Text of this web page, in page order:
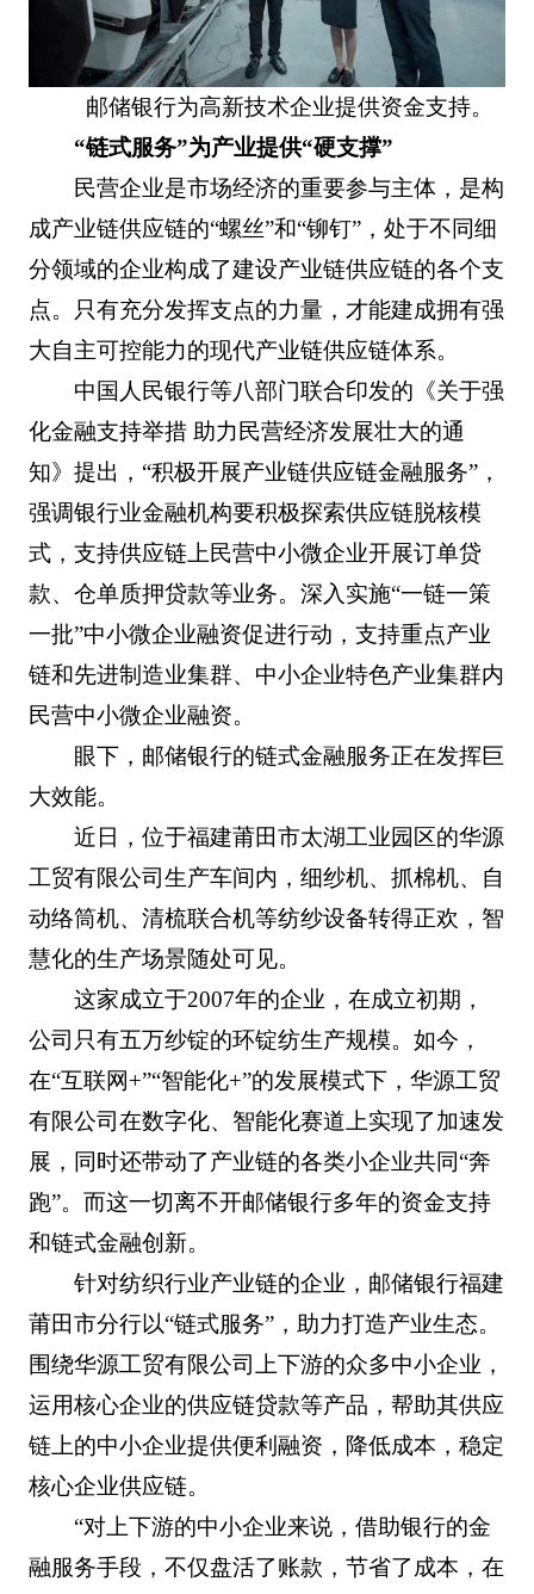
邮储银行为高新技术企业提供资金支持。
“链式服务”为产业提供“硬支撑”
民营企业是市场经济的重要参与主体，是构
成产业链供应链的“螺丝”和“铆钉”，处于不同细
分领域的企业构成了建设产业链供应链的各个支
点。只有充分发挥支点的力量，才能建成拥有强
大自主可控能力的现代产业链供应链体系。
中国人民银行等八部门联合印发的《关于强
化金融支持举措 助力民营经济发展壮大的通
知》提出，“积极开展产业链供应链金融服务”，
强调银行业金融机构要积极探索供应链脱核模
式，支持供应链上民营中小微企业开展订单贷
款、仓单质押贷款等业务。深入实施“一链一策
一批”中小微企业融资促进行动，支持重点产业
链和先进制造业集群、中小企业特色产业集群内
民营中小微企业融资。
眼下，邮储银行的链式金融服务正在发挥巨
大效能。
近日，位于福建莆田市太湖工业园区的华源
工贸有限公司生产车间内，细纱机、抓棉机、自
动络筒机、清梳联合机等纺纱设备转得正欢，智
慧化的生产场景随处可见。
这家成立于2007年的企业，在成立初期，
公司只有五万纱锭的环锭纺生产规模。如今，
在“互联网+”“智能化+”的发展模式下，华源工贸
有限公司在数字化、智能化赛道上实现了加速发
展，同时还带动了产业链的各类小企业共同“奔
跑”。而这一切离不开邮储银行多年的资金支持
和链式金融创新。
针对纺织行业产业链的企业，邮储银行福建
莆田市分行以“链式服务”，助力打造产业生态。
围绕华源工贸有限公司上下游的众多中小企业，
运用核心企业的供应链贷款等产品，帮助其供应
链上的中小企业提供便利融资，降低成本，稳定
核心企业供应链。
“对上下游的中小企业来说，借助银行的金
融服务手段，不仅盘活了账款，节省了成本，在